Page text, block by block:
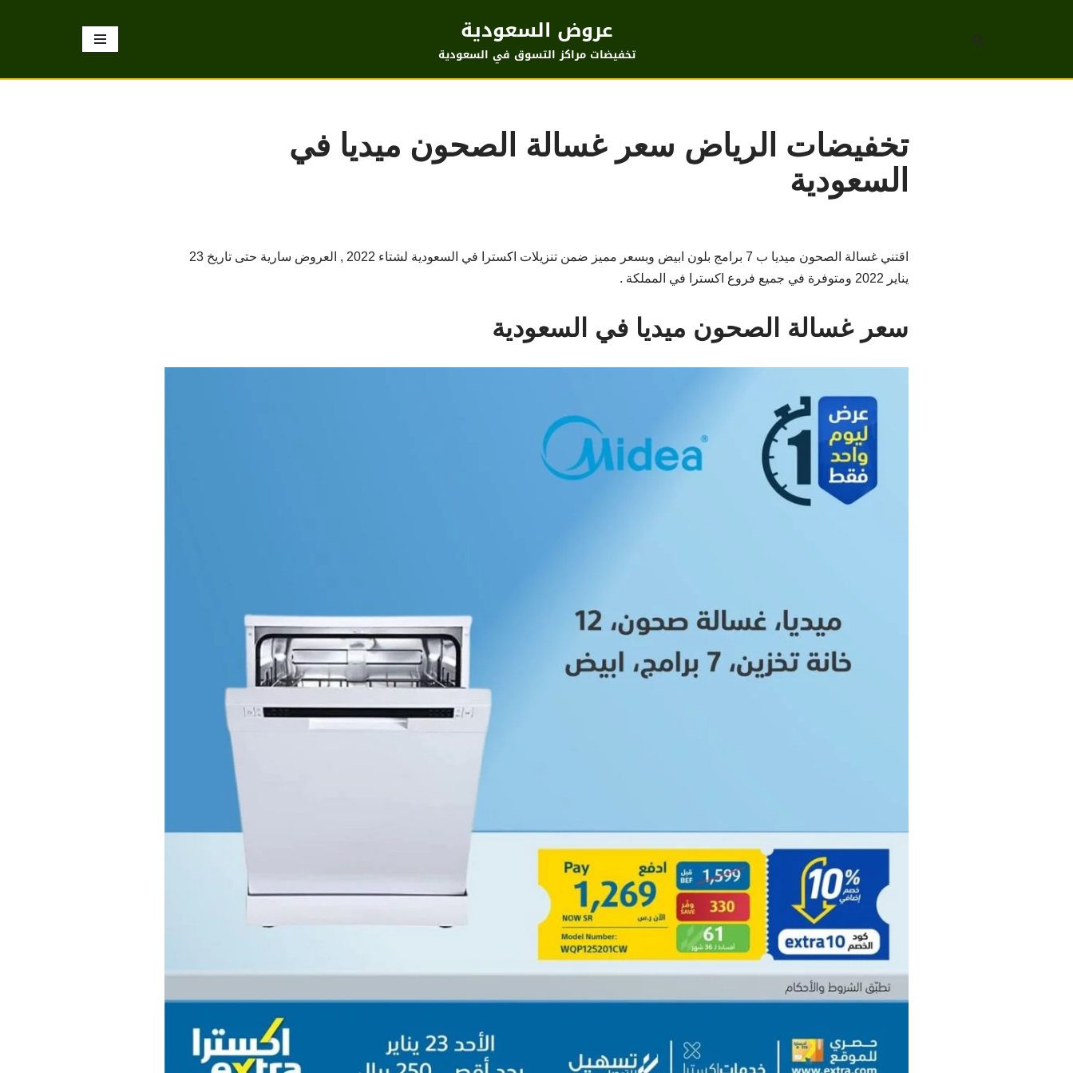
عروض السعودية
تخفيضات مراكز التسوق في السعودية
تخفيضات الرياض سعر غسالة الصحون ميديا في
السعودية
اقتني غسالة الصحون ميديا ب 7 برامج بلون ابيض وبسعر مميز ضمن تنزيلات اكسترا في السعودية لشتاء 2022 , العروض سارية حتى تاريخ 23
يناير 2022 ومتوفرة في جميع فروع اكسترا في المملكة .
سعر غسالة الصحون ميديا في السعودية